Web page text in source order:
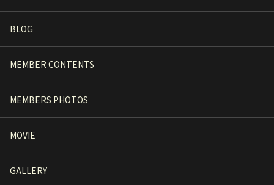
BLOG
MEMBER CONTENTS
MEMBERS PHOTOS
MOVIE
GALLERY